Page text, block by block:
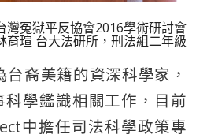
灣冤獄平反協會2016學術研討會
育瑄 台大法研所，刑法組二年級
裔美籍的資深科學家，
學鑑識相關工作，目前
中擔任司法科學政策專